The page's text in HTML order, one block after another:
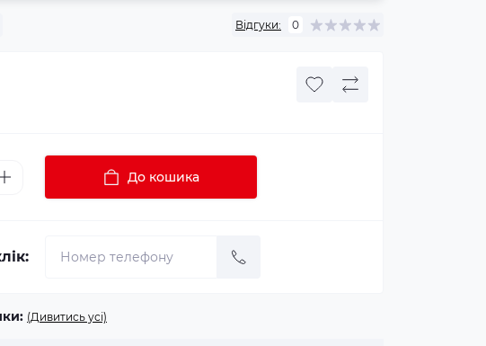
Відгуки: 0
До кошика
(Дивитись усі)